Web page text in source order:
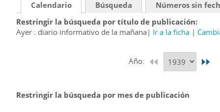
Calendario Búsqueda
Números sin
Restringir la búsqueda por título de publicación
Ayer : diario informativo de la mañana
Ir a la ficha
Año:
Restringir la búsqueda por mes de publicación